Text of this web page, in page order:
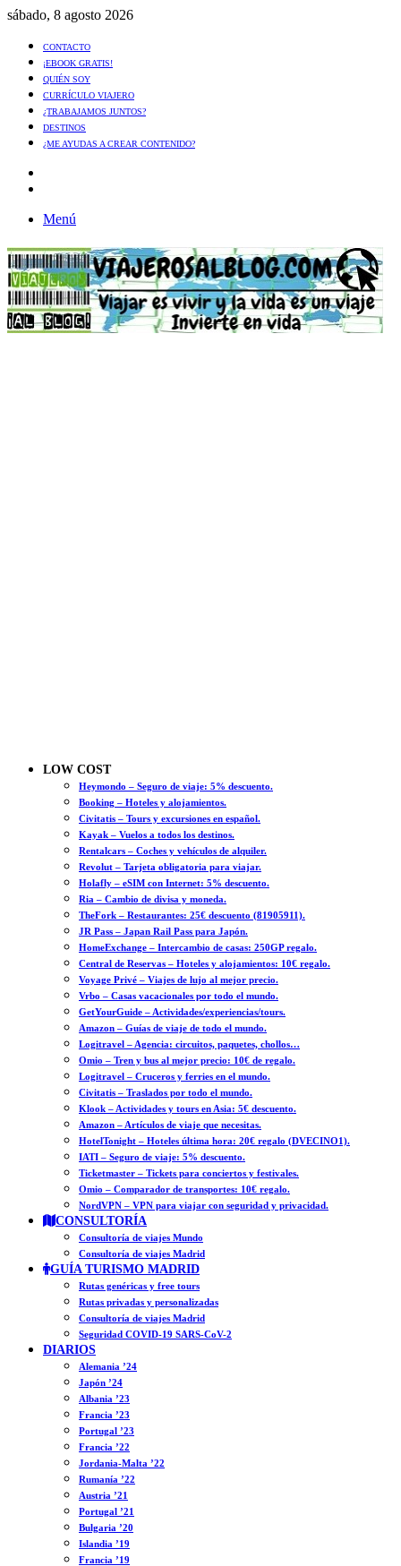
sábado, 8 agosto 2026
CONTACTO
¡EBOOK GRATIS!
QUIÉN SOY
CURRÍCULO VIAJERO
¿TRABAJAMOS JUNTOS?
DESTINOS
¿ME AYUDAS A CREAR CONTENIDO?
Menú
LOW COST
Heymondo – Seguro de viaje: 5% descuento.
Booking – Hoteles y alojamientos.
Civitatis – Tours y excursiones en español.
Kayak – Vuelos a todos los destinos.
Rentalcars – Coches y vehículos de alquiler.
Revolut – Tarjeta obligatoria para viajar.
Holafly – eSIM con Internet: 5% descuento.
Ria – Cambio de divisa y moneda.
TheFork – Restaurantes: 25€ descuento (81905911).
JR Pass – Japan Rail Pass para Japón.
HomeExchange – Intercambio de casas: 250GP regalo.
Central de Reservas – Hoteles y alojamientos: 10€ regalo.
Voyage Privé – Viajes de lujo al mejor precio.
Vrbo – Casas vacacionales por todo el mundo.
GetYourGuide – Actividades/experiencias/tours.
Amazon – Guías de viaje de todo el mundo.
Logitravel – Agencia: circuitos, paquetes, chollos…
Omio – Tren y bus al mejor precio: 10€ de regalo.
Logitravel – Cruceros y ferries en el mundo.
Civitatis – Traslados por todo el mundo.
Klook – Actividades y tours en Asia: 5€ descuento.
Amazon – Artículos de viaje que necesitas.
HotelTonight – Hoteles última hora: 20€ regalo (DVECINO1).
IATI – Seguro de viaje: 5% descuento.
Ticketmaster – Tickets para conciertos y festivales.
Omio – Comparador de transportes: 10€ regalo.
NordVPN – VPN para viajar con seguridad y privacidad.
CONSULTORÍA
Consultoría de viajes Mundo
Consultoría de viajes Madrid
GUÍA TURISMO MADRID
Rutas genéricas y free tours
Rutas privadas y personalizadas
Consultoría de viajes Madrid
Seguridad COVID-19 SARS-CoV-2
DIARIOS
Alemania ’24
Japón ’24
Albania ’23
Francia ’23
Portugal ’23
Francia ’22
Jordania-Malta ’22
Rumanía ’22
Austria ’21
Portugal ’21
Bulgaria ’20
Islandia ’19
Francia ’19